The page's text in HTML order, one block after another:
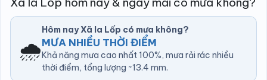
🌧️
Hôm nay Xã Ia Lốp có mưa không?
MƯA NHIỀU THỜI ĐIỂM
Khả năng mưa cao nhất 100%, mưa rải rác nhiều
thời điểm, tổng lượng ~13.4 mm.